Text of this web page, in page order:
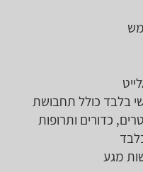
בלבד כולל תחבושת
כדורים ותרופות
מגע